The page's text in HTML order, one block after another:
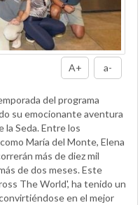
A+ a-
del programa
su emocionante aventura
la Seda. Entre los
María del Monte, Elena
más de diez mil
de dos meses. Este
The World', ha tenido un
en el mejor